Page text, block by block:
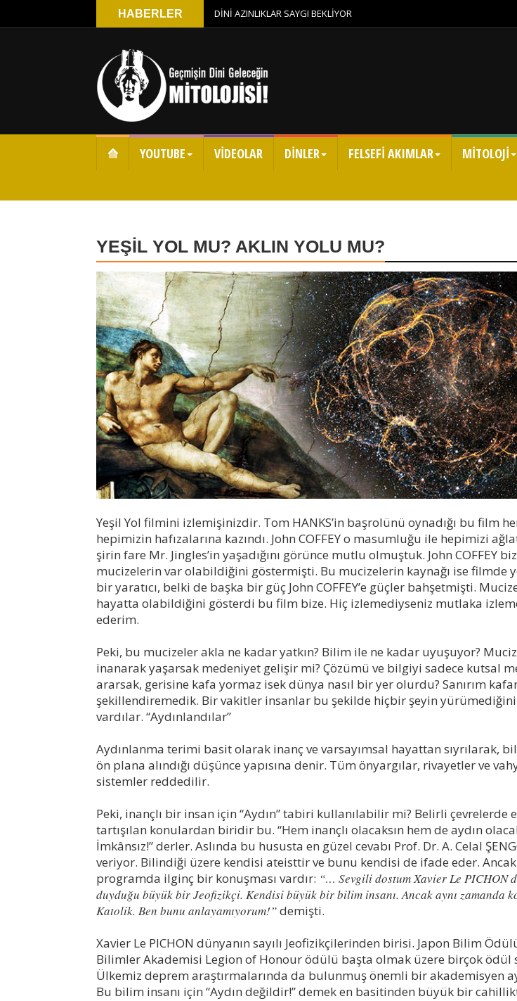
HABERLER DİNİ AZINLIKLAR SAYGI BEKLİYOR
⟰ YOUTUBE VİDEOLAR DİNLER FELSEFİ AKIMLAR MİTOLOJİ
YEŞİL YOL MU? AKLIN YOLU MU?
Yeşil Yol filmini izlemişinizdir. Tom HANKS’in başrolünü oynadığı bu film
hepimizin hafızalarına kazındı. John COFFEY o masumluğu ile hepimizi
şirin fare Mr. Jingles’in yaşadığını görünce mutlu olmuştuk. John COFFEY
mucizelerin var olabildiğini göstermişti. Bu mucizelerin kaynağı ise filmde
bir yaratıcı, belki de başka bir güç John COFFEY’e güçler bahşetmişti.
hayatta olabildiğini gösterdi bu film bize. Hiç izlemediyseniz mutlaka
ederim.
Peki, bu mucizeler akla ne kadar yatkın? Bilim ile ne kadar uyuşuyor?
inanarak yaşarsak medeniyet gelişir mi? Çözümü ve bilgiyi sadece kutsal
ararsak, gerisine kafa yormaz isek dünya nasıl bir yer olurdu? Sanırım
şekillendiremedik. Bir vakitler insanlar bu şekilde hiçbir şeyin
vardılar. “Aydınlandılar”
Aydınlanma terimi basit olarak inanç ve varsayımsal hayattan sıyrılarak,
ön plana alındığı düşünce yapısına denir. Tüm önyargılar, rivayetler ve
sistemler reddedilir.
Peki, inançlı bir insan için “Aydın” tabiri kullanılabilir mi? Belirli çevrelerde
tartışılan konulardan biridir bu. “Hem inançlı olacaksın hem de aydın
İmkânsız!” derler. Aslında bu hususta en güzel cevabı Prof. Dr. A. Celal
veriyor. Bilindiği üzere kendisi ateisttir ve bunu kendisi de ifade eder. Ancak
programda ilginç bir konuşması vardır: “… Sevgili dostum Xavier Le PICHON
duyduğu büyük bir Jeofizikçi. Kendisi büyük bir bilim insanı. Ancak aynı zamanda
Katolik. Ben bunu anlayamıyorum!”demişti.
Xavier Le PICHON dünyanın sayılı Jeofizikçilerinden birisi. Japon Bilim
Bilimler Akademisi Legion of Honour ödülü başta olmak üzere birçok ödül
Ülkemiz deprem araştırmalarında da bulunmuş önemli bir akademisyen
Bu bilim insanı için “Aydın değildir!” demek en basitinden büyük bir